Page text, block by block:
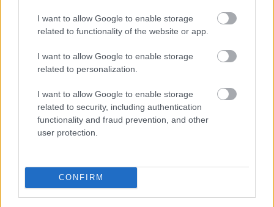
I want to allow Google to enable storage
related to functionality of the website or app.
I want to allow Google to enable storage
related to personalization.
I want to allow Google to enable storage
related to security, including authentication
functionality and fraud prevention, and other
user protection.
CONFIRM
A projekt részeként megújulnak a területen található
műemlékek, köztük a különleges Műromok, valamint a közeli
Várkanyarban álló Nepomuki Szent János híd és szobor is.
Bicske Kelet csomópont építése